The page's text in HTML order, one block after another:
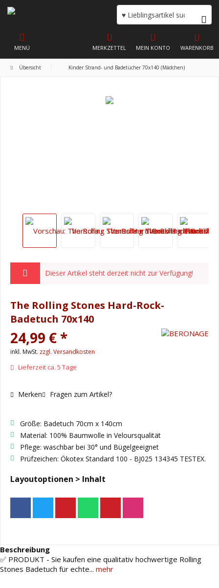
WARENKORB
MERKZETTEL MEIN KONTO
MENÜ
Übersicht Kinder Strand- und Badetücher 70x140 (Mädchen)
Dieser Artikel steht derzeit nicht zur Verfügung!
The Rolling Stones Hard-Rock-
Badetuch 70x140
24,99 € *
inkl. MwSt. zzgl. Versandkosten
Lieferzeit ca. 5 Tage
Merken Fragen zum Artikel?
Größe: Badetuch 70cm x 140cm
Material: 100% Baumwolle in Veloursqualität
Pflege: waschbar bei 30° und Bügelgeeignet
Prüfzeichen: Ökotex Standard 100 - BJ025 134345 TESTEX.
Layoutoptionen > Inhalt
Beschreibung
✅ PRODUKT - Sie kaufen eine qualitativ hochwertige Rolling
Stones Badetuch für echte... mehr